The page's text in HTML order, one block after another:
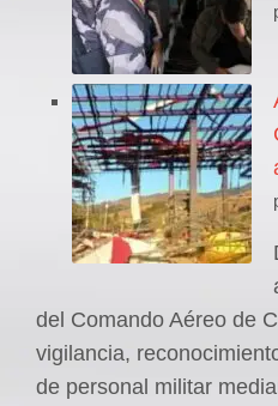
del Comando Aéreo de
vigilancia,
de personal militar